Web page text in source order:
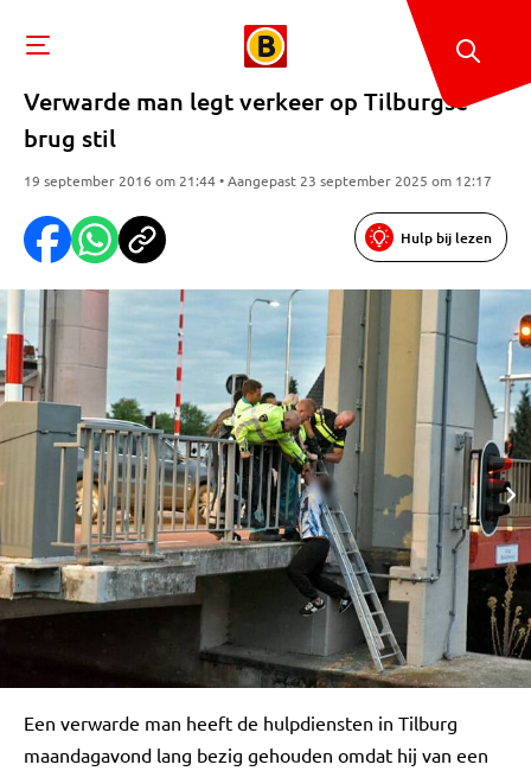
Verwarde man legt verkeer op Tilburgse
brug stil
19 september 2016 om 21:44 • Aangepast 23 september 2025 om 12:17
Hulp bij lezen
Een verwarde man heeft de hulpdiensten in Tilburg
maandagavond lang bezig gehouden omdat hij van een